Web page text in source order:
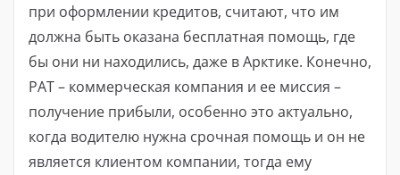
при оформлении кредитов, считают, что им
должна быть оказана бесплатная помощь, где
бы они ни находились, даже в Арктике. Конечно,
PAT – коммерческая компания и ее миссия –
получение прибыли, особенно это актуально,
когда водителю нужна срочная помощь и он не
является клиентом компании, тогда ему